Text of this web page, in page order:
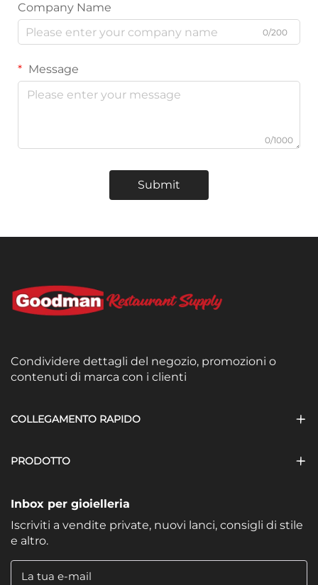
Company Name
0/200
Message
0/1000
Submit
Condividere dettagli del negozio, promozioni o
contenuti di marca con i clienti
COLLEGAMENTO RAPIDO
PRODOTTO
Inbox per gioielleria
Iscriviti a vendite private, nuovi lanci, consigli di stile
e altro.
La tua e-mail